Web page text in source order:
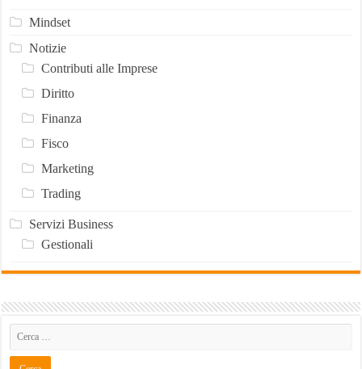
Mindset
Notizie
Contributi alle Imprese
Diritto
Finanza
Fisco
Marketing
Trading
Servizi Business
Gestionali